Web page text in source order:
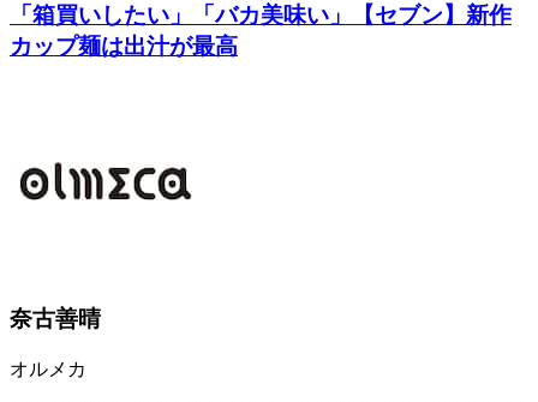
「箱買いしたい」「バカ美味い」【セブン】新作
カップ麺は出汁が最高
奈古善晴
オルメカ